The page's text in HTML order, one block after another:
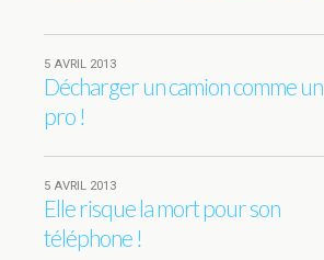
5 AVRIL 2013
Décharger un camion comme un
pro !
5 AVRIL 2013
Elle risque la mort pour son
téléphone !